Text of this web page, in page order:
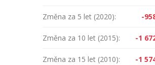
Změna za 5 let (2020): -
Změna za 10 let (2015): -1
Změna za 15 let (2010): -1